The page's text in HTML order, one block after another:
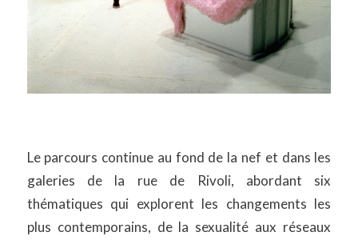
Le parcours continue au fond de la nef et dans les
galeries de la rue de Rivoli, abordant six
thématiques qui explorent les changements les
plus contemporains, de la sexualité aux réseaux